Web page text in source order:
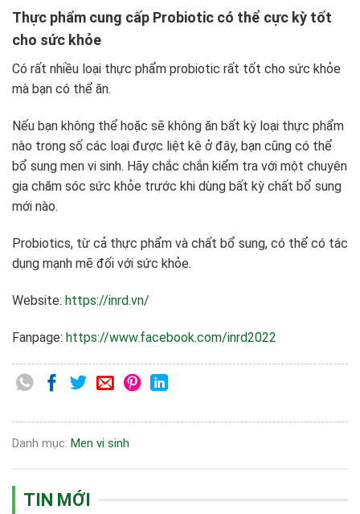
Thực phẩm cung cấp Probiotic có thể cực kỳ tốt
cho sức khỏe
Có rất nhiều loại thực phẩm probiotic rất tốt cho sức khỏe
mà bạn có thể ăn.
Nếu bạn không thể hoặc sẽ không ăn bất kỳ loại thực phẩm
nào trong số các loại được liệt kê ở đây, bạn cũng có thể
bổ sung men vi sinh. Hãy chắc chắn kiểm tra với một chuyên
gia chăm sóc sức khỏe trước khi dùng bất kỳ chất bổ sung
mới nào.
Probiotics, từ cả thực phẩm và chất bổ sung, có thể có tác
dụng mạnh mẽ đối với sức khỏe.
Website: https://inrd.vn/
Fanpage: https://www.facebook.com/inrd2022
Danh mục: Men vi sinh
TIN MỚI